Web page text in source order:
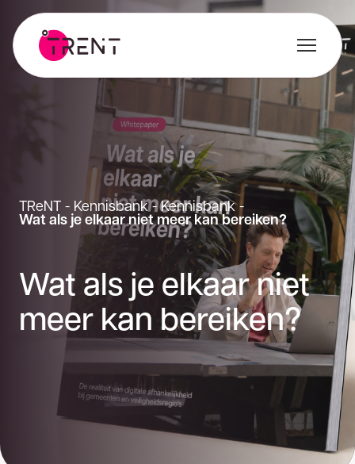
TReNT - Kennisbank - Kennisbank -
Wat als je elkaar niet meer kan bereiken?
Wat als je elkaar niet
meer kan bereiken?